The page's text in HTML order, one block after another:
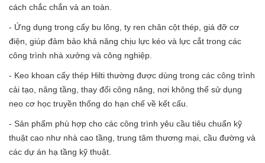
cách chắc chắn và an toàn.
- Ứng dụng trong cấy bu lông, ty ren chân cột thép, giá đỡ cơ
điện, giúp đảm bảo khả năng chịu lực kéo và lực cắt trong các
công trình nhà xưởng và công nghiệp.
- Keo khoan cấy thép Hilti thường được dùng trong các công trình
cải tạo, nâng tầng, thay đổi công năng, nơi không thể sử dụng
neo cơ học truyền thống do hạn chế về kết cấu.
- Sản phẩm phù hợp cho các công trình yêu cầu tiêu chuẩn kỹ
thuật cao như nhà cao tầng, trung tâm thương mại, cầu đường và
các dự án hạ tầng kỹ thuật.